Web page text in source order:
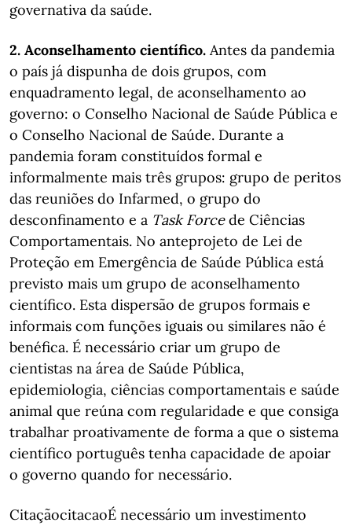
governativa da saúde.
2. Aconselhamento científico. Antes da pandemia
o país já dispunha de dois grupos, com
enquadramento legal, de aconselhamento ao
governo: o Conselho Nacional de Saúde Pública e
o Conselho Nacional de Saúde. Durante a
pandemia foram constituídos formal e
informalmente mais três grupos: grupo de peritos
das reuniões do Infarmed, o grupo do
desconfinamento e a Task Forcede Ciências
Comportamentais. No anteprojeto de Lei de
Proteção em Emergência de Saúde Pública está
previsto mais um grupo de aconselhamento
científico. Esta dispersão de grupos formais e
informais com funções iguais ou similares não é
benéfica. É necessário criar um grupo de
cientistas na área de Saúde Pública,
epidemiologia, ciências comportamentais e saúde
animal que reúna com regularidade e que consiga
trabalhar proativamente de forma a que o sistema
científico português tenha capacidade de apoiar
o governo quando for necessário.
CitaçãocitacaoÉ necessário um investimento